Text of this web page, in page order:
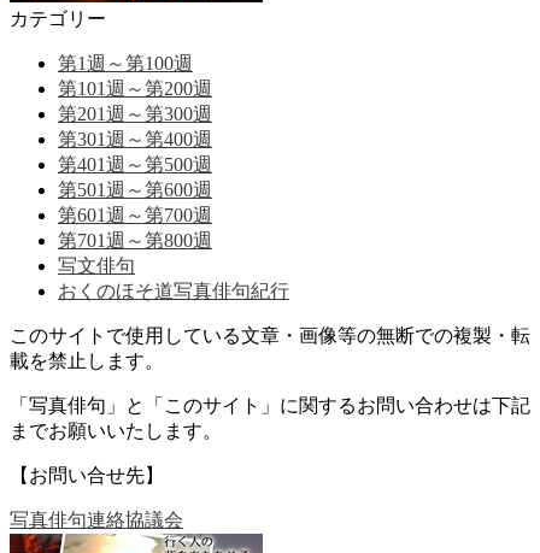
カテゴリー
第1週～第100週
第101週～第200週
第201週～第300週
第301週～第400週
第401週～第500週
第501週～第600週
第601週～第700週
第701週～第800週
写文俳句
おくのほそ道写真俳句紀行
このサイトで使用している文章・画像等の無断での複製・転
載を禁止します。
「写真俳句」と「このサイト」に関するお問い合わせは下記
までお願いいたします。
【お問い合せ先】
写真俳句連絡協議会